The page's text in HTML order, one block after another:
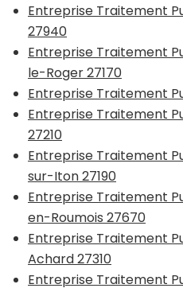
Entreprise Traitement
27940
Entreprise Traitement
le-Roger 27170
Entreprise Traitement
Entreprise Traitement
27210
Entreprise Traitement
sur-Iton 27190
Entreprise Traitement
en-Roumois 27670
Entreprise Traitement
Achard 27310
Entreprise Traitement